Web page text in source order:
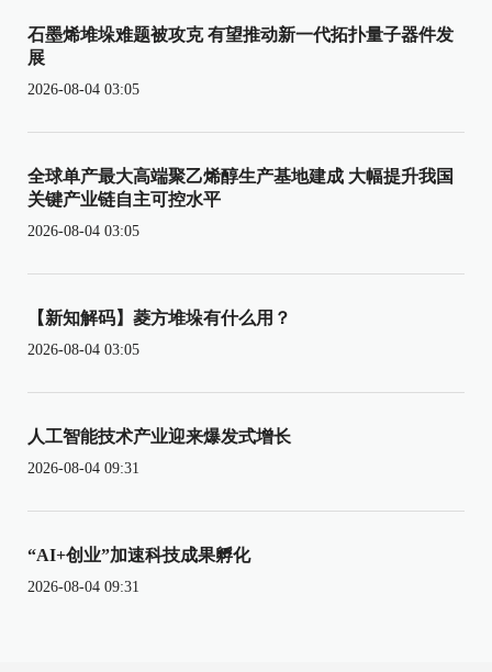
石墨烯堆垛难题被攻克 有望推动新一代拓扑量子器件发
展
2026-08-04 03:05
全球单产最大高端聚乙烯醇生产基地建成 大幅提升我国
关键产业链自主可控水平
2026-08-04 03:05
【新知解码】菱方堆垛有什么用？
2026-08-04 03:05
人工智能技术产业迎来爆发式增长
2026-08-04 09:31
“AI+创业”加速科技成果孵化
2026-08-04 09:31